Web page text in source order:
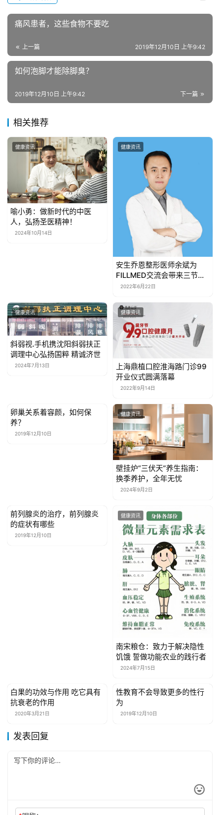
艺
房
产
家
婴
子
时
尚
健
于
我
们
联
痛风患者，这些食物不要吃
上一篇 2019年12月10日 上午9:42
如何泡脚才能除脚臭？
下一篇
2019年12月10日 上午9:42
相关推荐
健康资讯
喻小勇：做新时代的中医
人，弘扬圣医精神！
2024年10月14日
健康资讯
安生乔恩整形医师余斌为
FILLMED交流会带来三节大
师课
2022年6月22日
健康资讯
斜弱视.手机携沈阳斜弱扶正
调理中心弘扬国粹 精诚济世
2024年7月13日
健康资讯
上海鼎植口腔淮海路门诊99
开业仪式圆满落幕
2022年9月14日
健康资讯
卵巢关系着容颜，如何保
养？
2019年12月10日
健康资讯
壁挂炉“三伏天”养生指南：
换季养护，全年无忧
2024年9月2日
健康资讯
前列腺炎的治疗，前列腺炎
的症状有哪些
2019年12月10日
健康资讯
南宋粮仓：致力于解决隐性
饥饿 誓做功能农业的践行者
2024年7月15日
健康资讯
白果的功效与作用 吃它具有
抗衰老的作用
2020年3月21日
健康资讯
性教育不会导致更多的性行
为
2019年12月10日
发表回复